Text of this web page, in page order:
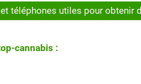
téléphones utiles pour obtenir
cannabis :